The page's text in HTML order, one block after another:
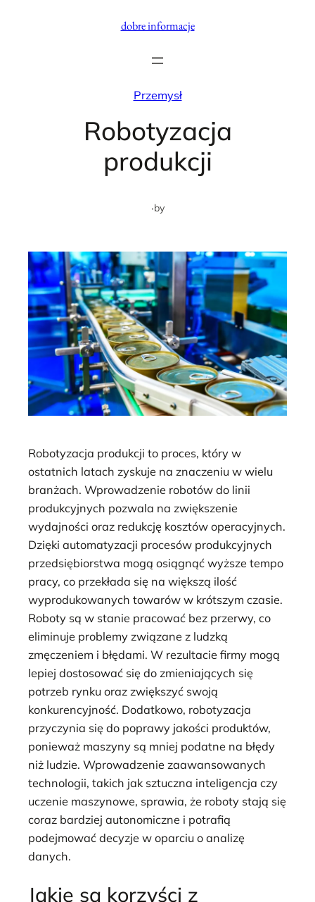
dobre informacje
Przemysł
Robotyzacja
produkcji
·by
Robotyzacja produkcji to proces, który w
ostatnich latach zyskuje na znaczeniu w wielu
branżach. Wprowadzenie robotów do linii
produkcyjnych pozwala na zwiększenie
wydajności oraz redukcję kosztów operacyjnych.
Dzięki automatyzacji procesów produkcyjnych
przedsiębiorstwa mogą osiągnąć wyższe tempo
pracy, co przekłada się na większą ilość
wyprodukowanych towarów w krótszym czasie.
Roboty są w stanie pracować bez przerwy, co
eliminuje problemy związane z ludzką
zmęczeniem i błędami. W rezultacie firmy mogą
lepiej dostosować się do zmieniających się
potrzeb rynku oraz zwiększyć swoją
konkurencyjność. Dodatkowo, robotyzacja
przyczynia się do poprawy jakości produktów,
ponieważ maszyny są mniej podatne na błędy
niż ludzie. Wprowadzenie zaawansowanych
technologii, takich jak sztuczna inteligencja czy
uczenie maszynowe, sprawia, że roboty stają się
coraz bardziej autonomiczne i potrafią
podejmować decyzje w oparciu o analizę
danych.
Jakie są korzyści z